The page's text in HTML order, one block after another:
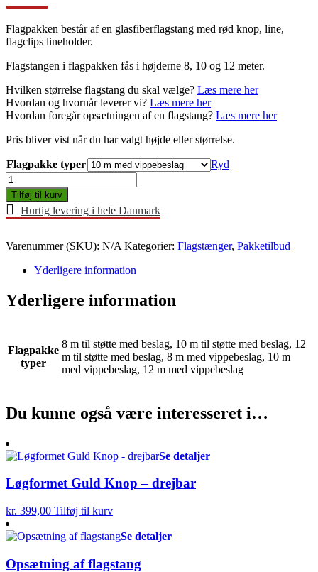
Flagpakken består af en glasfiberflagstang med rød knop, line,
flagclips lineholder.
Flagstangen i flagpakken fås i højderne 8, 10 og 12 meter.
Hvilken størrelse flagstang du skal vælge? Læs mere her
Hvordan og hvornår leverer vi? Læs mere her
Hvordan foregår opsætningen af en flagstang? Læs mere her
Pris bliver vist når du har valgt højde eller størrelse.
Flagpakke typer
Ryd
Flagpakke
antal
Tilføj til kurv
Hurtig levering i hele Danmark
Varenummer (SKU): N/A Kategorier: Flagstænger, Pakketilbud
Yderligere information
Yderligere information
Flagpakke
typer
8 m til støtte med beslag, 10 m til støtte med beslag, 12
m til støtte med beslag, 8 m med vippebeslag, 10 m
med vippebeslag, 12 m med vippebeslag
Du kunne også være interesseret i…
Se detaljer
Løgformet Guld Knop – drejbar
kr. 399,00 Tilføj til kurv
Se detaljer
Opsætning af flagstang